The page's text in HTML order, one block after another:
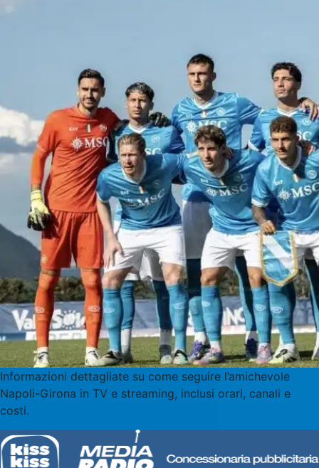
Informazioni dettagliate su come seguire l’amichevole
Napoli-Girona in TV e streaming, inclusi orari, canali e
costi.